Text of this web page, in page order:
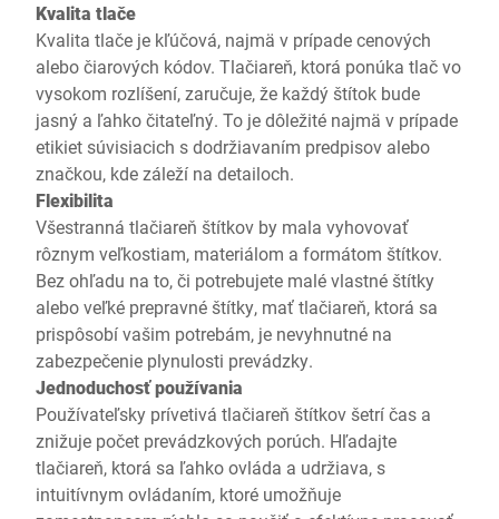
Kvalita tlače
Kvalita tlače je kľúčová, najmä v prípade cenových
alebo čiarových kódov. Tlačiareň, ktorá ponúka tlač vo
vysokom rozlíšení, zaručuje, že každý štítok bude
jasný a ľahko čitateľný. To je dôležité najmä v prípade
etikiet súvisiacich s dodržiavaním predpisov alebo
značkou, kde záleží na detailoch.
Flexibilita
Všestranná tlačiareň štítkov by mala vyhovovať
rôznym veľkostiam, materiálom a formátom štítkov.
Bez ohľadu na to, či potrebujete malé vlastné štítky
alebo veľké prepravné štítky, mať tlačiareň, ktorá sa
prispôsobí vašim potrebám, je nevyhnutné na
zabezpečenie plynulosti prevádzky.
Jednoduchosť používania
Používateľsky prívetivá tlačiareň štítkov šetrí čas a
znižuje počet prevádzkových porúch. Hľadajte
tlačiareň, ktorá sa ľahko ovláda a udržiava, s
intuitívnym ovládaním, ktoré umožňuje